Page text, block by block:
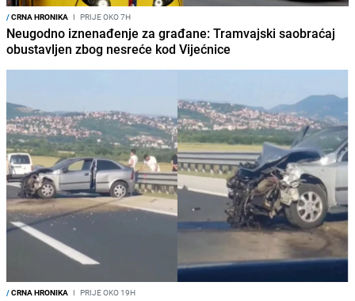
/CRNA HRONIKA I PRIJE OKO 7H
Neugodno iznenađenje za građane: Tramvajski saobraćaj
obustavljen zbog nesreće kod Vijećnice
/CRNA HRONIKA I PRIJE OKO 19H